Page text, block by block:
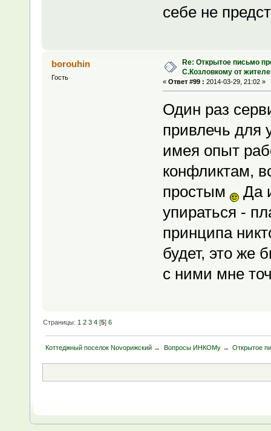
себе не
borouhin
Гость
Re: Открытое письмо
С.Козловкому от
« Ответ #99 : 2014-03-29, 21:02 »
Один раз
привлечь для
имея опыт
конфликтам,
простым
Да
упираться -
принципа
будет, это же
с ними мне
Страницы: 1 2 3 4 [5]6
Коттеджный поселок Novoрижский → Вопросы ИНКОМу→ Открытое